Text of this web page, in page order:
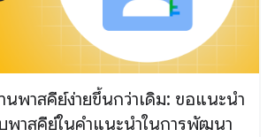
นพาสคีย์ง่ายขึ้นกว่าเดิม: ขอแนะนำ
พาสคีย์ในคำแนะนำในการพัฒนา